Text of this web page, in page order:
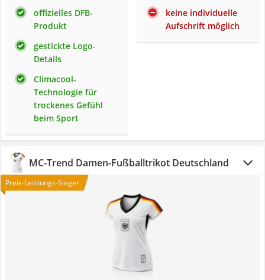
offizielles DFB-
Produkt
gestickte Logo-
Details
Climacool-
Technologie für
trockenes Gefühl
beim Sport
keine individuelle
Aufschrift möglich
MC-Trend Damen-Fußballtrikot Deutschland
Preis-Leistungs-Sieger